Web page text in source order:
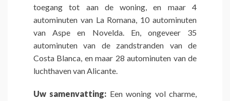
toegang tot aan de woning, en maar 4
autominuten van La Romana, 10 autominuten
van Aspe en Novelda. En, ongeveer 35
autominuten van de zandstranden van de
Costa Blanca, en maar 28 autominuten van de
luchthaven van Alicante.
Uw samenvatting: Een woning vol charme,